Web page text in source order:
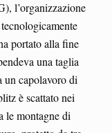
l’organizzazione
portato alla fine
una taglia
un capolavoro di
è scattato nei
le montagne di